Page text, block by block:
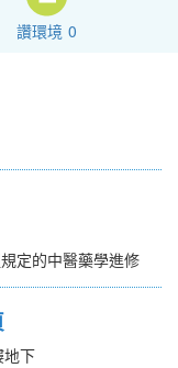
讚環境 0
定的中醫藥學進修
地下